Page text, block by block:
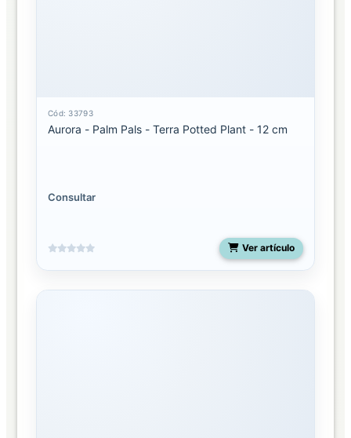
Cód: 33793
Aurora - Palm Pals - Terra Potted Plant - 12 cm
Consultar
Ver artículo